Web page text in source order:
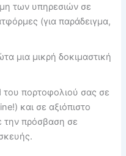
των υπηρεσιών σε
(για παράδειγμα,
μια μικρή δοκιμαστική
πορτοφολιού σας σε
και σε αξιόπιστο
την πρόσβαση σε